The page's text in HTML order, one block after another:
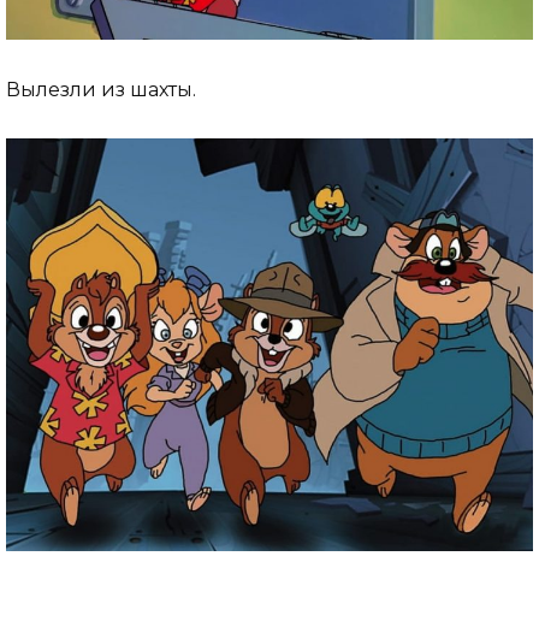
Вылезли из шахты.